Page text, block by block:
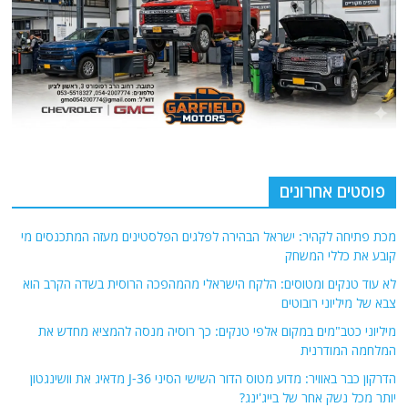
פוסטים אחרונים
מכת פתיחה לקהיר: ישראל הבהירה לפלגים הפלסטינים מעזה המתכנסים מי
קובע את כללי המשחק
לא עוד טנקים ומטוסים: הלקח הישראלי מהמהפכה הרוסית בשדה הקרב הוא
צבא של מיליוני רובוטים
מיליוני כטב"מים במקום אלפי טנקים: כך רוסיה מנסה להמציא מחדש את
המלחמה המודרנית
הדרקון כבר באוויר: מדוע מטוס הדור השישי הסיני J-36 מדאיג את וושינגטון
יותר מכל נשק אחר של בייג'ינג?